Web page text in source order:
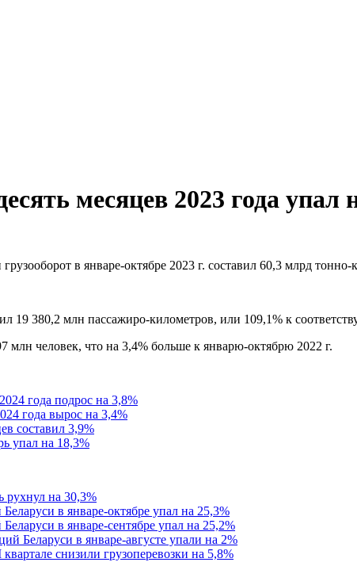
месяцев 2023 года упал
в январе-октябре 2023 г. составил 60,3 млрд
19 380,2 млн пассажиро-километров, или 109,1% к
млн человек, что на 3,4% больше к январю-октябрю 2022 г.
года подрос на 3,8%
года вырос на 3,4%
составил 3,9%
упал на 18,3%
рухнул на 30,3%
в январе-октябре упал на 25,3%
в январе-сентябре упал на 25,2%
Беларуси в январе-августе упали на 2%
снизили грузоперевозки на 5,8%